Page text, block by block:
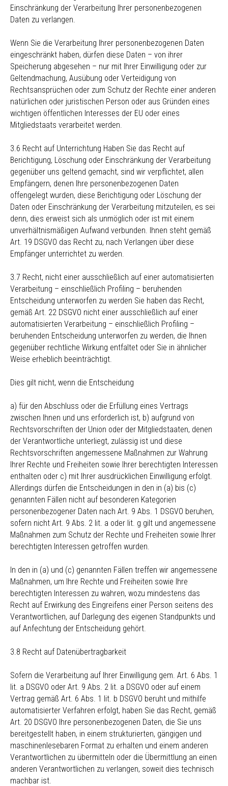
Einschränkung der Verarbeitung Ihrer personenbezogenen
Daten zu verlangen.
Wenn Sie die Verarbeitung Ihrer personenbezogenen Daten
eingeschränkt haben, dürfen diese Daten – von ihrer
Speicherung abgesehen – nur mit Ihrer Einwilligung oder zur
Geltendmachung, Ausübung oder Verteidigung von
Rechtsansprüchen oder zum Schutz der Rechte einer anderen
natürlichen oder juristischen Person oder aus Gründen eines
wichtigen öffentlichen Interesses der EU oder eines
Mitgliedstaats verarbeitet werden.
3.6 Recht auf Unterrichtung Haben Sie das Recht auf
Berichtigung, Löschung oder Einschränkung der Verarbeitung
gegenüber uns geltend gemacht, sind wir verpflichtet, allen
Empfängern, denen Ihre personenbezogenen Daten
offengelegt wurden, diese Berichtigung oder Löschung der
Daten oder Einschränkung der Verarbeitung mitzuteilen, es sei
denn, dies erweist sich als unmöglich oder ist mit einem
unverhältnismäßigen Aufwand verbunden. Ihnen steht gemäß
Art. 19 DSGVO das Recht zu, nach Verlangen über diese
Empfänger unterrichtet zu werden.
3.7 Recht, nicht einer ausschließlich auf einer automatisierten
Verarbeitung – einschließlich Profiling – beruhenden
Entscheidung unterworfen zu werden Sie haben das Recht,
gemäß Art. 22 DSGVO nicht einer ausschließlich auf einer
automatisierten Verarbeitung – einschließlich Profiling –
beruhenden Entscheidung unterworfen zu werden, die Ihnen
gegenüber rechtliche Wirkung entfaltet oder Sie in ähnlicher
Weise erheblich beeinträchtigt.
Dies gilt nicht, wenn die Entscheidung
a) für den Abschluss oder die Erfüllung eines Vertrags
zwischen Ihnen und uns erforderlich ist, b) aufgrund von
Rechtsvorschriften der Union oder der Mitgliedstaaten, denen
der Verantwortliche unterliegt, zulässig ist und diese
Rechtsvorschriften angemessene Maßnahmen zur Wahrung
Ihrer Rechte und Freiheiten sowie Ihrer berechtigten Interessen
enthalten oder c) mit Ihrer ausdrücklichen Einwilligung erfolgt.
Allerdings dürfen die Entscheidungen in den in (a) bis (c)
genannten Fällen nicht auf besonderen Kategorien
personenbezogener Daten nach Art. 9 Abs. 1 DSGVO beruhen,
sofern nicht Art. 9 Abs. 2 lit. a oder lit. g gilt und angemessene
Maßnahmen zum Schutz der Rechte und Freiheiten sowie Ihrer
berechtigten Interessen getroffen wurden.
In den in (a) und (c) genannten Fällen treffen wir angemessene
Maßnahmen, um Ihre Rechte und Freiheiten sowie Ihre
berechtigten Interessen zu wahren, wozu mindestens das
Recht auf Erwirkung des Eingreifens einer Person seitens des
Verantwortlichen, auf Darlegung des eigenen Standpunkts und
auf Anfechtung der Entscheidung gehört.
3.8 Recht auf Datenübertragbarkeit
Sofern die Verarbeitung auf Ihrer Einwilligung gem. Art. 6 Abs. 1
lit. a DSGVO oder Art. 9 Abs. 2 lit. a DSGVO oder auf einem
Vertrag gemäß Art. 6 Abs. 1 lit. b DSGVO beruht und mithilfe
automatisierter Verfahren erfolgt, haben Sie das Recht, gemäß
Art. 20 DSGVO Ihre personenbezogenen Daten, die Sie uns
bereitgestellt haben, in einem strukturierten, gängigen und
maschinenlesebaren Format zu erhalten und einem anderen
Verantwortlichen zu übermitteln oder die Übermittlung an einen
anderen Verantwortlichen zu verlangen, soweit dies technisch
machbar ist.